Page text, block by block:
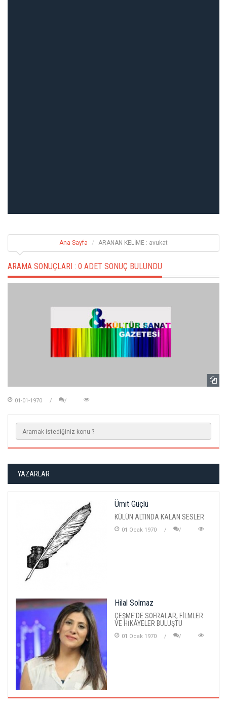
Ana Sayfa ARANAN KELİME : avukat
ARAMA SONUÇLARI : 0 ADET SONUÇ BULUNDU
01-01-1970
YAZARLAR
Ümit Güçlü
KÜLÜN ALTINDA KALAN SESLER
01 Ocak 1970
Hilal Solmaz
ÇEŞME'DE SOFRALAR, FİLMLER
VE HİKÂYELER BULUŞTU
01 Ocak 1970